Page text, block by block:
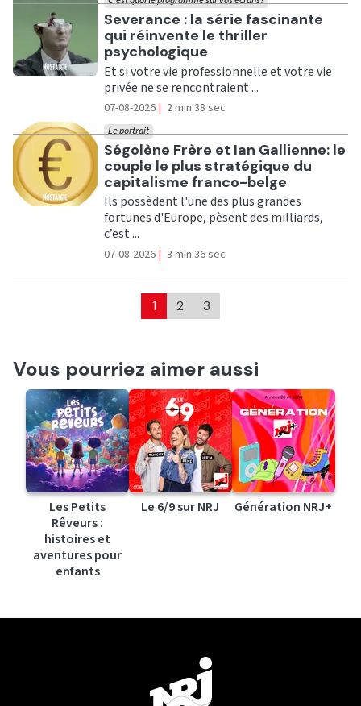
Ecouter
Severance : la série fascinante
qui réinvente le thriller
psychologique
Et si votre vie professionnelle et votre vie
privée ne se rencontraient ...
07-08-2026 | 2 min 38 sec
Ecouter
Ségolène Frère et Ian Gallienne: le
couple le plus stratégique du
capitalisme franco-belge
Le portrait
Ils possèdent l'une des plus grandes
fortunes d'Europe, pèsent des milliards,
c’est ...
07-08-2026 | 3 min 36 sec
1 2 3
Vous pourriez aimer aussi
Les Petits
Rêveurs :
histoires et
aventures pour
enfants
Le 6/9 sur NRJ Génération NRJ+